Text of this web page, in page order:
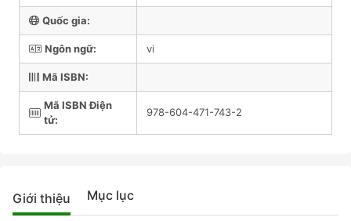
Quốc gia:
Ngôn ngữ: vi
Mã ISBN:
Mã ISBN Điện
tử:
978-604-471-743-2
Giới thiệu Mục lục